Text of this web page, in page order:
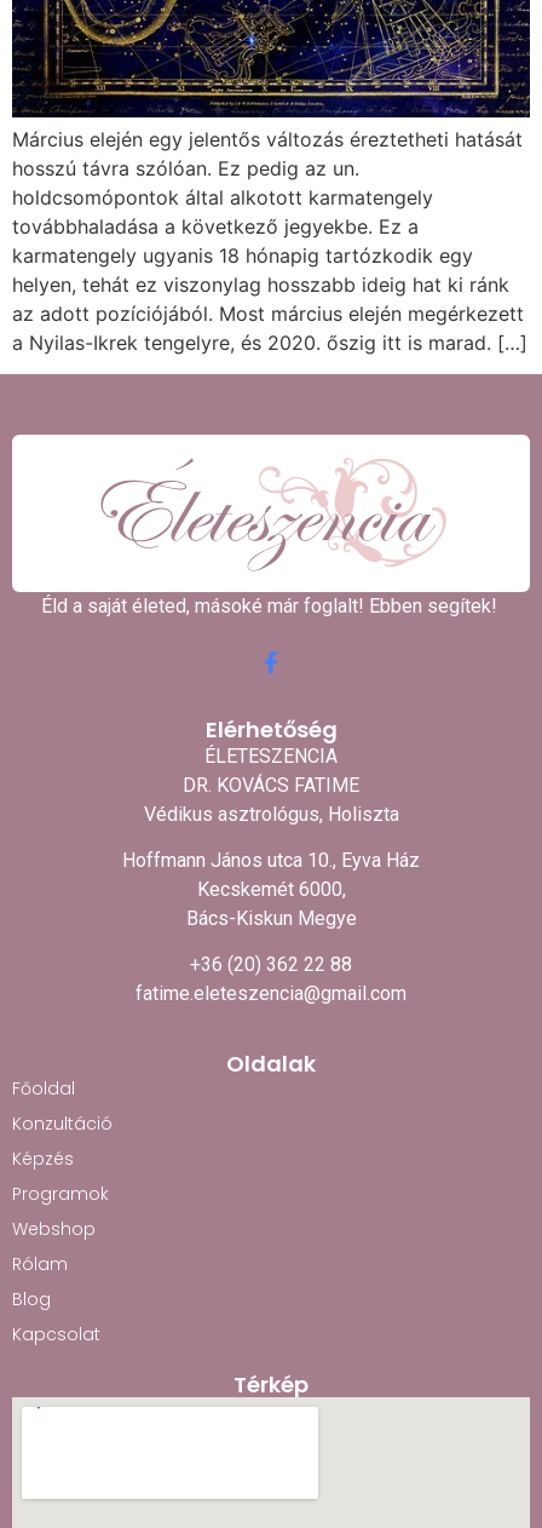
Március elején egy jelentős változás éreztetheti hatását
hosszú távra szólóan. Ez pedig az un.
holdcsomópontok által alkotott karmatengely
továbbhaladása a következő jegyekbe. Ez a
karmatengely ugyanis 18 hónapig tartózkodik egy
helyen, tehát ez viszonylag hosszabb ideig hat ki ránk
az adott pozíciójából. Most március elején megérkezett
a Nyilas-Ikrek tengelyre, és 2020. őszig itt is marad. […]
Éld a saját életed, másoké már foglalt! Ebben segítek! ​
Elérhetőség
ÉLETESZENCIA
DR. KOVÁCS FATIME
Védikus asztrológus, Holiszta
Hoffmann János utca 10., Eyva Ház
Kecskemét 6000,
Bács-Kiskun Megye
+36 (20) 362 22 88
fatime.eleteszencia@gmail.com
Oldalak
Főoldal
Konzultáció
Képzés
Programok
Webshop
Rólam
Blog
Kapcsolat
Térkép